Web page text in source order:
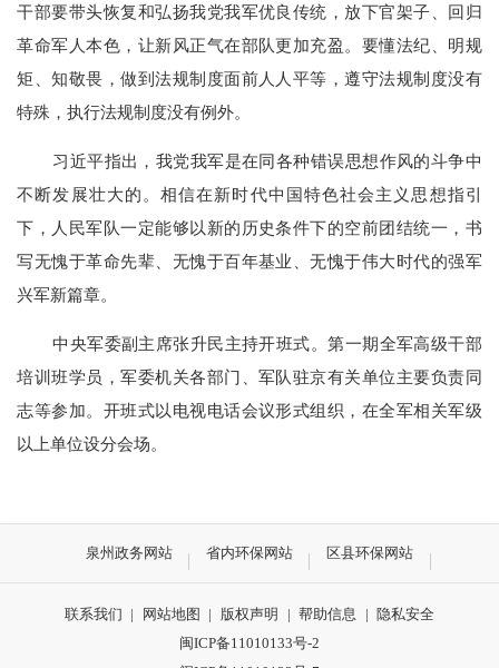
干部要带头恢复和弘扬我党我军优良传统，放下官架子、回归
革命军人本色，让新风正气在部队更加充盈。要懂法纪、明规
矩、知敬畏，做到法规制度面前人人平等，遵守法规制度没有
特殊，执行法规制度没有例外。
习近平指出，我党我军是在同各种错误思想作风的斗争中
不断发展壮大的。相信在新时代中国特色社会主义思想指引
下，人民军队一定能够以新的历史条件下的空前团结统一，书
写无愧于革命先辈、无愧于百年基业、无愧于伟大时代的强军
兴军新篇章。
中央军委副主席张升民主持开班式。第一期全军高级干部
培训班学员，军委机关各部门、军队驻京有关单位主要负责同
志等参加。开班式以电视电话会议形式组织，在全军相关军级
以上单位设分会场。
泉州政务网站 省内环保网站 区县环保网站
联系我们 | 网站地图 | 版权声明 | 帮助信息 | 隐私安全
闽ICP备11010133号-2